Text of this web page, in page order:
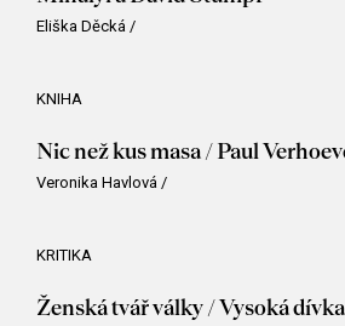
Eliška Děcká /
KNIHA
Nic než kus masa / Paul
Veronika Havlová /
KRITIKA
Ženská tvář války / Vysoká dívka